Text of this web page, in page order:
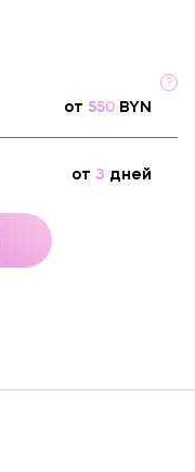
от 550 BYN
?
от 3 дней